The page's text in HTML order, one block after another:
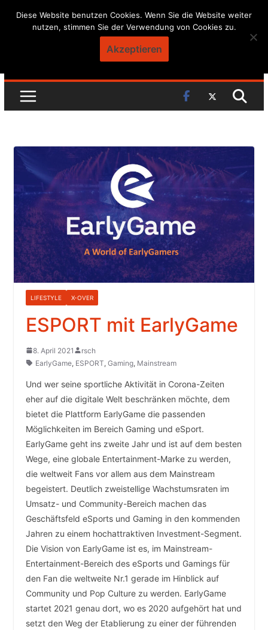
Skip
LIFESTYLE X-OVER
ESPORT mit EarlyGame
8. April 2021
rsch
EarlyGame, ESPORT, Gaming, Mainstream
Und wer seine sportliche Aktivität in Corona-Zeiten
eher auf die digitale Welt beschränken möchte, dem
bietet die Plattform EarlyGame die passenden
Möglichkeiten im Bereich Gaming und eSport.
EarlyGame geht ins zweite Jahr und ist auf dem besten
Wege, eine globale Entertainment-Marke zu werden,
die weltweit Fans vor allem aus dem Mainstream
begeistert. Deutlich zweistellige Wachstumsraten im
Umsatz- und Community-Bereich machen das
Geschäftsfeld eSports und Gaming in den kommenden
Jahren zu einem hochattraktiven Investment-Segment.
Die Vision von EarlyGame ist es, im Mainstream-
Entertainment-Bereich des eSports und Gamings für
den Fan die weltweite Nr.1 gerade im Hinblick auf
Community und Pop Culture zu werden. EarlyGame
startet 2021 genau dort, wo es 2020 aufgehört hat und
setzt den Weg der Etablierung zu einer der führenden
Diese Website benutzen Cookies. Wenn Sie die Website weiter
nutzen, stimmen Sie der Verwendung von Cookies zu.
Akzeptieren